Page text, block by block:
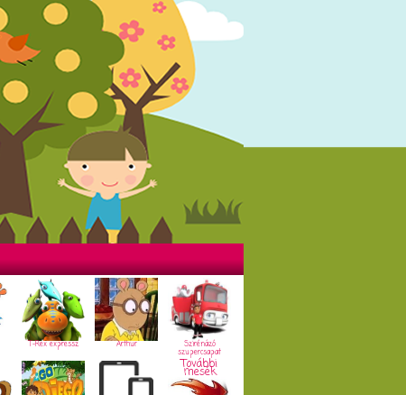
T-Rex expressz Arthur Szirénázó
szupercsapat
További
mesék